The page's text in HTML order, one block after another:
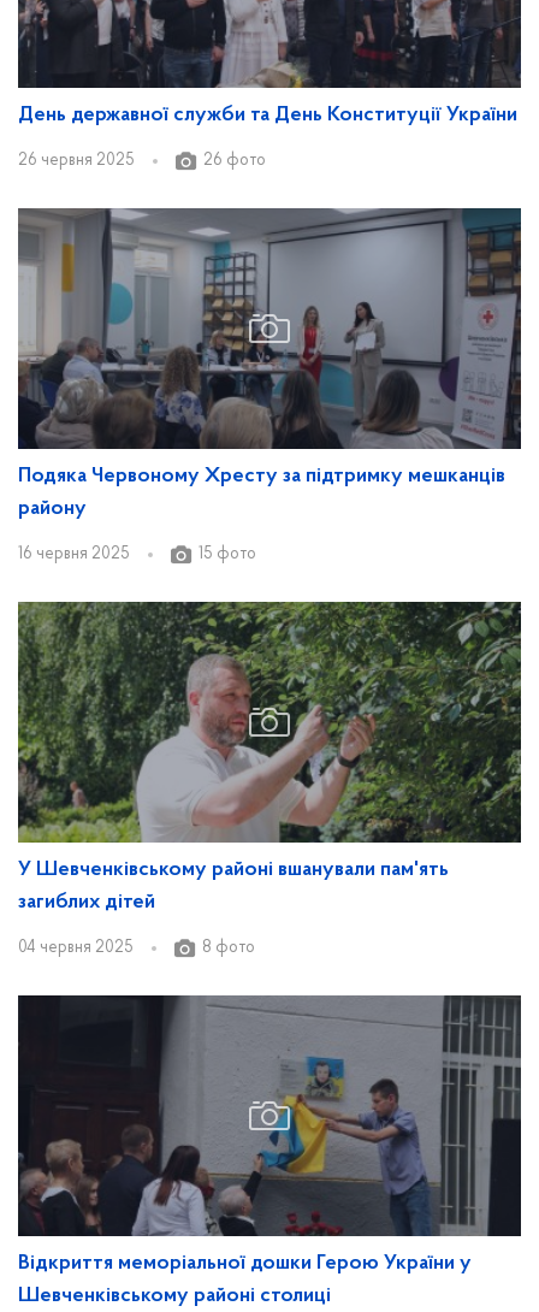
День державної служби та День Конституції України
26 червня 2025 26 фото
Подяка Червоному Хресту за підтримку мешканців
району
16 червня 2025 15 фото
У Шевченківському районі вшанували пам'ять
загиблих дітей
04 червня 2025 8 фото
Відкриття меморіальної дошки Герою України у
Шевченківському районі столиці